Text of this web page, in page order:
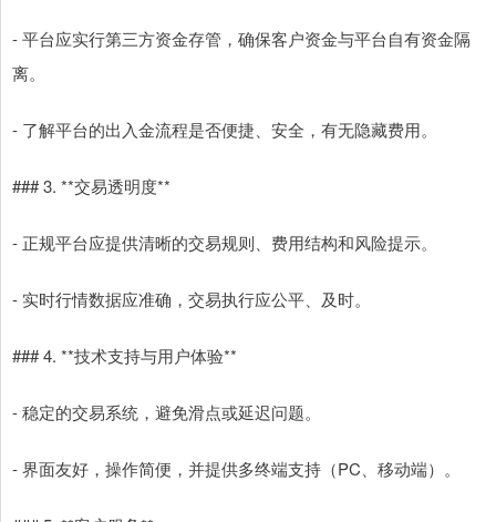
- 平台应实行第三方资金存管，确保客户资金与平台自有资金隔
离。
- 了解平台的出入金流程是否便捷、安全，有无隐藏费用。
### 3. **交易透明度**
- 正规平台应提供清晰的交易规则、费用结构和风险提示。
- 实时行情数据应准确，交易执行应公平、及时。
### 4. **技术支持与用户体验**
- 稳定的交易系统，避免滑点或延迟问题。
- 界面友好，操作简便，并提供多终端支持（PC、移动端）。